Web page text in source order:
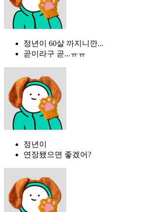
정년이 60살 까지니깐...
곧이라구 곧...ㅠㅠ
정년이
연장됐으면 좋겠어?